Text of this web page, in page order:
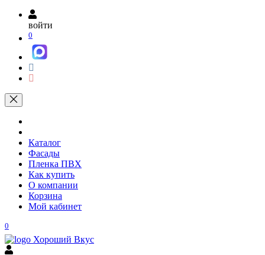
войти
0
Каталог
Фасады
Пленка ПВХ
Как купить
О компании
Корзина
Мой кабинет
0